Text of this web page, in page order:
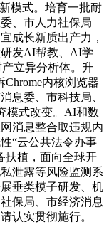
模式。培育一批耐
、市人力社保局
成长新质出产力，
发AI帮教、AI学
立异分析体。升
Chrome内核浏览器
息委、市科技局、
模式改变。AI和数
消息整合取违规内
“云公共法令办事
扶植，面向全球开
泄露等风险监测系
垂类模子研发、机
保局、市经济消息
认实贯彻施行。